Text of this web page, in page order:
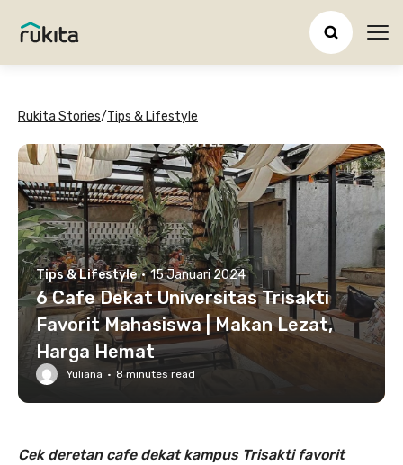
Rukita Stories/Tips & Lifestyle
Tips & Lifestyle · 15 Januari 2024
6 Cafe Dekat Universitas Trisakti
Favorit Mahasiswa | Makan Lezat,
Harga Hemat
Yuliana · 8 minutes read
Cek deretan cafe dekat kampus Trisakti favorit